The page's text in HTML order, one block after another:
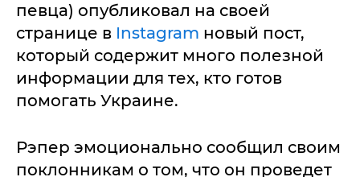
певца) опубликовал на своей
странице в Instagram новый пост,
который содержит много полезной
информации для тех, кто готов
помогать Украине.
Рэпер эмоционально сообщил своим
поклонникам о том, что он проведет